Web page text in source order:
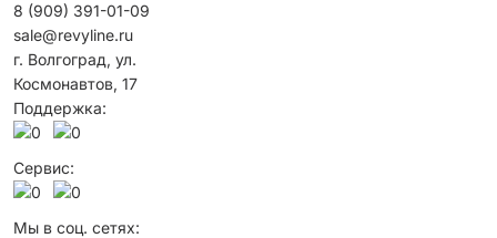
8 (909) 391-01-09
sale@revyline.ru
г. Волгоград, ул.
Космонавтов, 17
Поддержка:
Сервис:
Мы в соц. сетях: